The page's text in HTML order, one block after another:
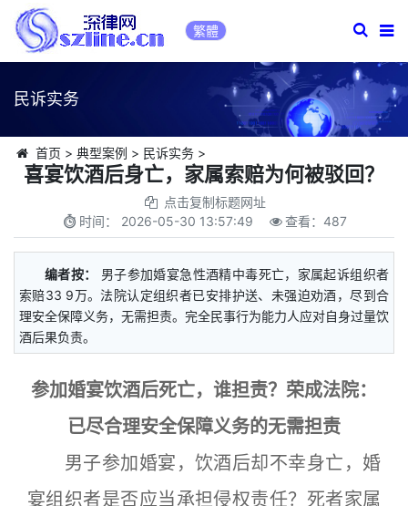
繁體
民诉实务
首页 > 典型案例 > 民诉实务>
喜宴饮酒后身亡，家属索赔为何被驳回？
点击复制标题网址
时间： 2026-05-30 13:57:49 查看：487
编者按：
男子参加婚宴急性酒精中毒死亡，家属起诉组织者
索赔33 9万。法院认定组织者已安排护送、未强迫劝酒，尽到合
理安全保障义务，无需担责。完全民事行为能力人应对自身过量饮
酒后果负责。
参加婚宴饮酒后死亡，谁担责？荣成法院：
已尽合理安全保障义务的无需担责
男子参加婚宴，饮酒后却不幸身亡，婚
宴组织者是否应当承担侵权责任？死者家属